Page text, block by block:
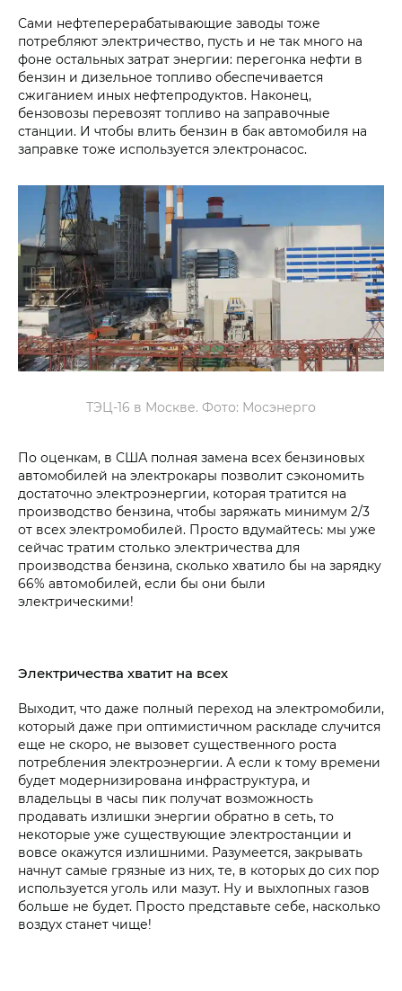
Сами нефтеперерабатывающие заводы тоже
потребляют электричество, пусть и не так много на
фоне остальных затрат энергии: перегонка нефти в
бензин и дизельное топливо обеспечивается
сжиганием иных нефтепродуктов. Наконец,
бензовозы перевозят топливо на заправочные
станции. И чтобы влить бензин в бак автомобиля на
заправке тоже используется электронасос.
ТЭЦ-16 в Москве. Фото: Мосэнерго
По оценкам, в США полная замена всех бензиновых
автомобилей на электрокары позволит сэкономить
достаточно электроэнергии, которая тратится на
производство бензина, чтобы заряжать минимум 2/3
от всех электромобилей. Просто вдумайтесь: мы уже
сейчас тратим столько электричества для
производства бензина, сколько хватило бы на зарядку
66% автомобилей, если бы они были
электрическими!
Электричества хватит на всех
Выходит, что даже полный переход на электромобили,
который даже при оптимистичном раскладе случится
еще не скоро, не вызовет существенного роста
потребления электроэнергии. А если к тому времени
будет модернизирована инфраструктура, и
владельцы в часы пик получат возможность
продавать излишки энергии обратно в сеть, то
некоторые уже существующие электростанции и
вовсе окажутся излишними. Разумеется, закрывать
начнут самые грязные из них, те, в которых до сих пор
используется уголь или мазут. Ну и выхлопных газов
больше не будет. Просто представьте себе, насколько
воздух станет чище!